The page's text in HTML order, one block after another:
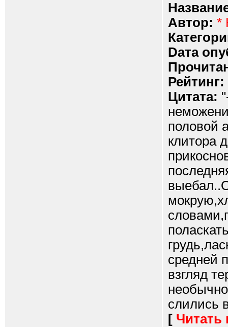
Автор: *
Dата
Рейтинг:
Цитата:
половой
клитора
средней
взгляд
слились
[ Читать